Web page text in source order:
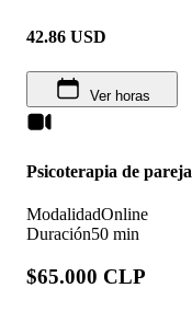
42.86 USD
Ver horas
Psicoterapia de pareja
ModalidadOnline
Duración50 min
$65.000 CLP